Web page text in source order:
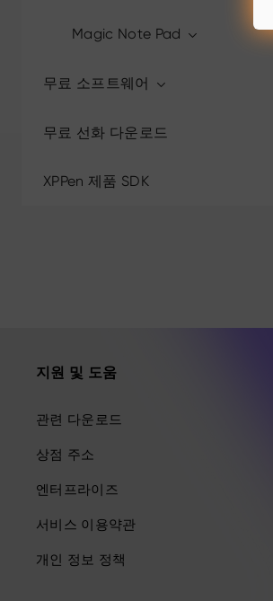
Magic Note Pad
무료 소프트웨어
무료 선화 다운로드
XPPen 제품 SDK
지원 및 도움
관련 다운로드
상점 주소
엔터프라이즈
서비스 이용약관
개인 정보 정책